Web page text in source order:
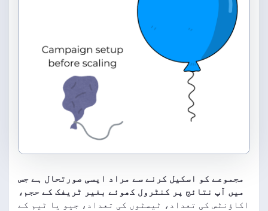
مجموعے کو اسکیل کرنے سے مراد ایسی صورتحال ہے جس
میں آپ نتائج پر کنٹرول کھوئے بغیر ٹریفک کے حجم،
اکاؤنٹس کی تعداد، ٹیسٹوں کی تعداد، جیو یا ٹیم کے